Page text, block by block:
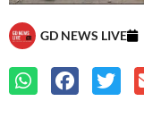
GD NEWS LIVE